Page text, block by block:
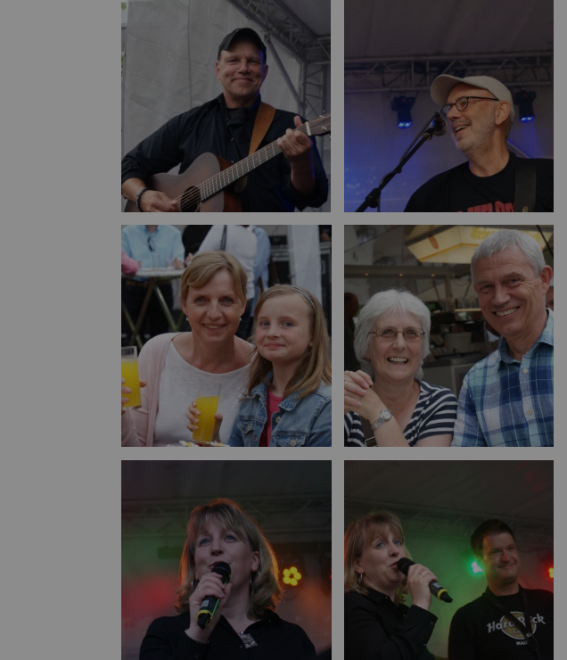
Bild vergrößern Bild vergrößern
Bild vergrößern Bild vergrößern
Bild vergrößern Bild vergrößern